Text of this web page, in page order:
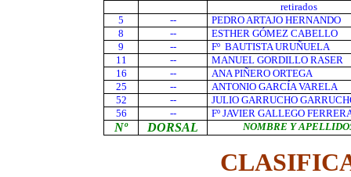
retirados
5
--
PEDRO ARTAJO HERNANDO
8
--
ESTHER GÓMEZ CABELLO
9
--
Fº BAUTISTA URUÑUELA
11
--
MANUEL GORDILLO RASER
16
--
ANA PIÑERO ORTEGA
25
--
ANTONIO GARCÍA VARELA
52
--
JULIO GARRUCHO
56
-- Fº JAVIER GALLEGO
Nº DORSAL NOMBRE Y